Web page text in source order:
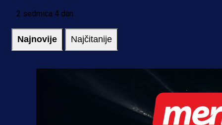
2 sedmica 4 dan
Najnovije Najčitanije